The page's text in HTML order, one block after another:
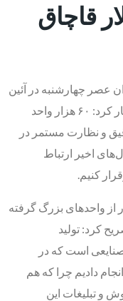
قاچاق
عصر چهارشنبه در آئین
افتتاح واحد تولید اسباب‌بازی در اردبیل اظهار کرد: ۶۰ هزار واحد
و نظارت مستمر در
اخیر ارتباط
کنیم.
از واحدهای بزرگ گرفته
کرد: تولید
است که در
دادیم چرا که هم
و تبلیغات این